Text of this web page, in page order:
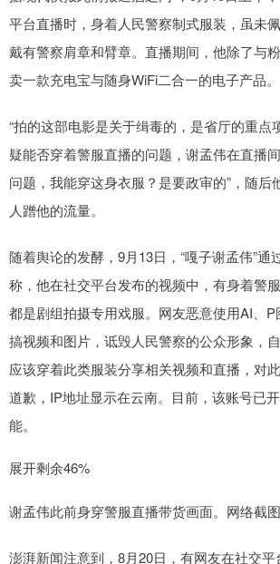
平台直播时，身着人民警察制式服装，虽未
戴有警察肩章和臂章。直播期间，他除了与
卖一款充电宝与随身WiFi二合一的电子产品。
“拍的这部电影是关于缉毒的，是省厅的重点
疑能否穿着警服直播的问题，谢孟伟在直播
问题，我能穿这身衣服？是要政审的”，随后
人蹭他的流量。
随着舆论的发酵，9月13日，“嘎子谢孟伟”通
称，他在社交平台发布的视频中，有身着警
都是剧组拍摄专用戏服。网友恶意使用AI、
搞视频和图片，诋毁人民警察的公众形象，
应该穿着此类服装分享相关视频和直播，对
道歉，IP地址显示在云南。目前，该账号已
能。
展开剩余46%
谢孟伟此前身穿警服直播带货画面。网络截图
澎湃新闻注意到，8月20日，有网友在社交